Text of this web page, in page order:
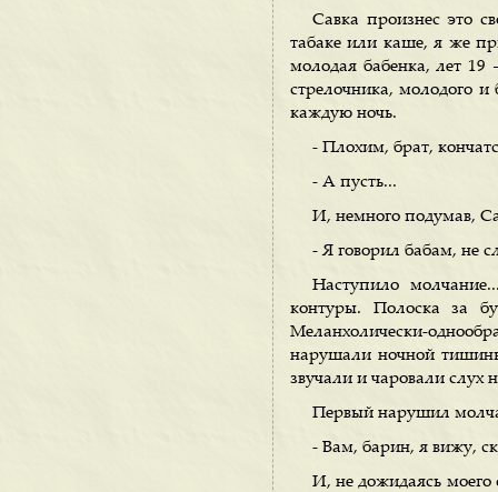
Савка произнес это
табаке или каше, я же
молодая бабенка, лет
стрелочника, молодого
каждую ночь.
- Плохим, брат,
- А пусть...
И, немного подумав,
- Я говорил бабам, не
Наступило
контуры. Полоска за
Меланхолически-
нарушали ночной
звучали и чаровали слух
Первый нарушил
- Вам, барин, я вижу,
И, не дожидаясь